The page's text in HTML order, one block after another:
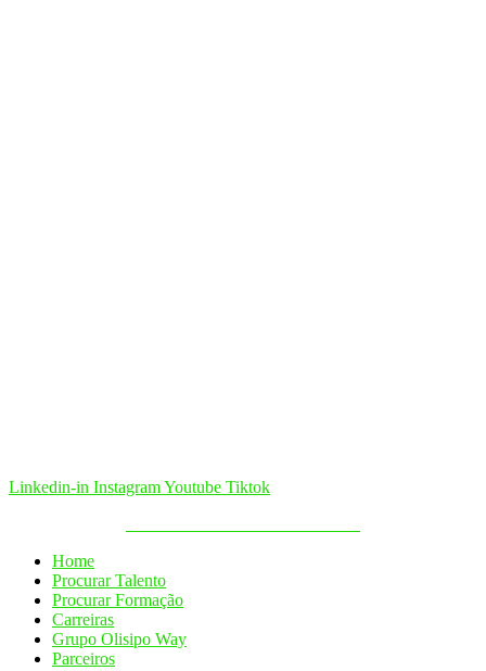
Linkedin-in InstagramYoutube Tiktok
Home
Procurar Talento
Procurar Formação
Carreiras
Grupo Olisipo Way
Parceiros